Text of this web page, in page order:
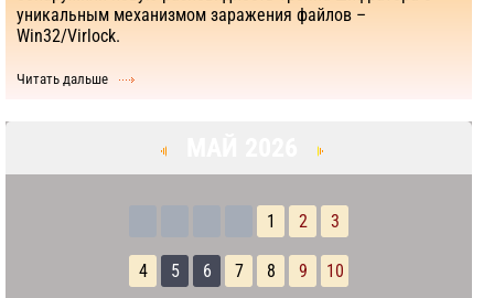
уникальным механизмом заражения файлов –
Win32/Virlock.
Читать дальше
МАЙ 2026
1 2 3
4 5 6 7 8 9 10